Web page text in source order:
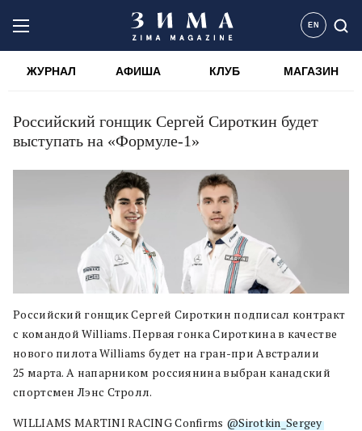
EN
ЖУРНАЛ АФИША КЛУБ МАГАЗИН
Российский гонщик Сергей Сироткин будет
выступать на «Формуле-1»
Российский гонщик Сергей Сироткин подписал контракт
с командой Williams. Первая гонка Сироткина в качестве
нового пилота Williams будет на гран-при Австралии
25 марта. А напарником россиянина выбран канадский
спортсмен Лэнс Стролл.
WILLIAMS MARTINI RACING Confirms @Sirotkin_Sergey